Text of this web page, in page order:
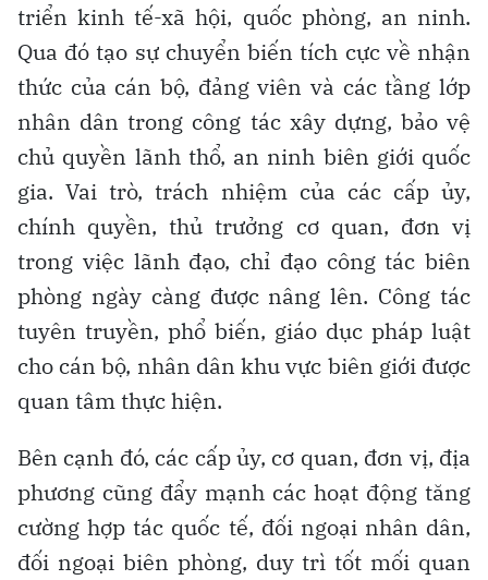
triển kinh tế-xã hội, quốc phòng, an ninh.
Qua đó tạo sự chuyển biến tích cực về nhận
thức của cán bộ, đảng viên và các tầng lớp
nhân dân trong công tác xây dựng, bảo vệ
chủ quyền lãnh thổ, an ninh biên giới quốc
gia. Vai trò, trách nhiệm của các cấp ủy,
chính quyền, thủ trưởng cơ quan, đơn vị
trong việc lãnh đạo, chỉ đạo công tác biên
phòng ngày càng được nâng lên. Công tác
tuyên truyền, phổ biến, giáo dục pháp luật
cho cán bộ, nhân dân khu vực biên giới được
quan tâm thực hiện.
Bên cạnh đó, các cấp ủy, cơ quan, đơn vị, địa
phương cũng đẩy mạnh các hoạt động tăng
cường hợp tác quốc tế, đối ngoại nhân dân,
đối ngoại biên phòng, duy trì tốt mối quan